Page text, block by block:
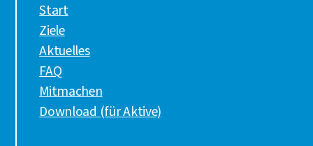
Start
Ziele
Aktuelles
FAQ
Mitmachen
Download (für Aktive)